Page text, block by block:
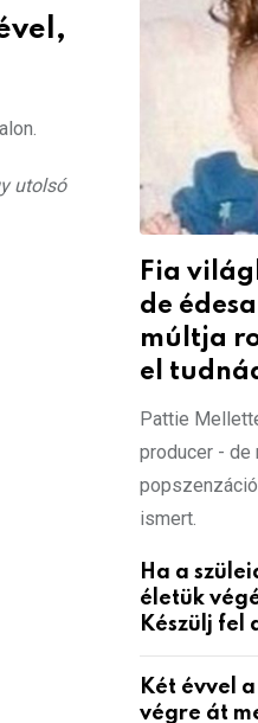
utolsó
Fia
de
múltja
el
Pattie
producer - de
ismert.
Ha a
életük
Készülj fel
Két évvel
végre át